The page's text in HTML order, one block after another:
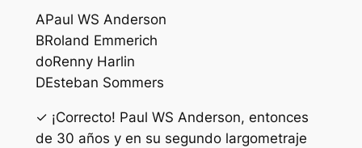
APaul WS Anderson
BRoland Emmerich
doRenny Harlin
DEsteban Sommers
✓ ¡Correcto! Paul WS Anderson, entonces
de 30 años y en su segundo largometraje